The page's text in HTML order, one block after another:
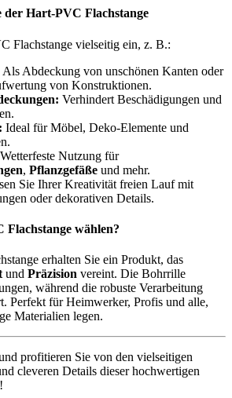
der Hart-PVC Flachstange
Flachstange vielseitig ein, z. B.:
Als Abdeckung von unschönen Kanten oder
von Konstruktionen.
Verhindert Beschädigungen und
Ideal für Möbel, Deko-Elemente und
Wetterfeste Nutzung für
, Pflanzgefäße und mehr.
Sie Ihrer Kreativität freien Lauf mit
oder dekorativen Details.
wählen?
erhalten Sie ein Produkt, das
und Präzision vereint. Die Bohrrille
während die robuste Verarbeitung
Perfekt für Heimwerker, Profis und alle,
Materialien legen.
profitieren Sie von den vielseitigen
cleveren Details dieser hochwertigen